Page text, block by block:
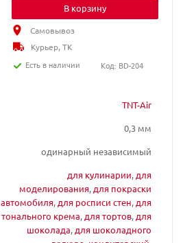
TNT-Air
0,3 мм
одинарный независимый
для кулинарии, для
моделирования, для покраски
автомобиля, для росписи стен, для
тонального крема, для тортов, для
шоколада, для шоколадного
В корзину
Самовывоз
Курьер, ТК
Есть в наличии
Код: BD-204